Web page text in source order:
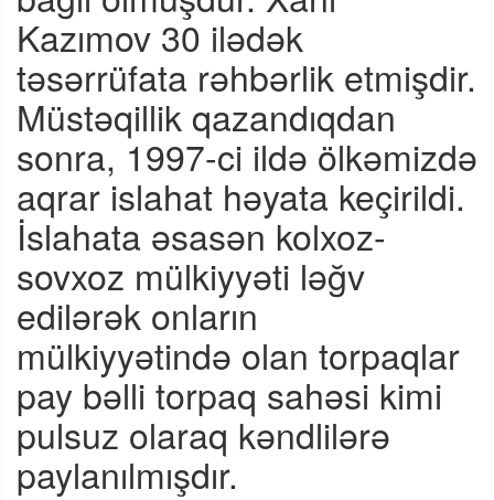
Kazımov 30 ilədək
təsərrüfata rəhbərlik etmişdir.
Müstəqillik qazandıqdan
sonra, 1997-ci ildə ölkəmizdə
aqrar islahat həyata keçirildi.
İslahata əsasən kolxoz-
sovxoz mülkiyyəti ləğv
edilərək onların
mülkiyyətində olan torpaqlar
pay bəlli torpaq sahəsi kimi
pulsuz olaraq kəndlilərə
paylanılmışdır.